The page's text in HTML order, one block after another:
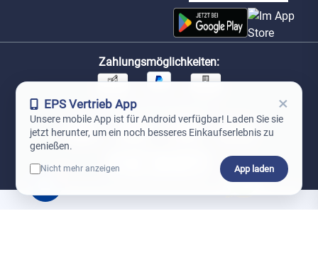
Zahlungsmöglichkeiten:
Unsere Versandpartner:
EPS Vertrieb App ×
Unsere mobile App ist für Android verfügbar! Laden Sie sie
jetzt herunter, um ein noch besseres Einkaufserlebnis zu
genießen.
Nicht mehr anzeigen App laden